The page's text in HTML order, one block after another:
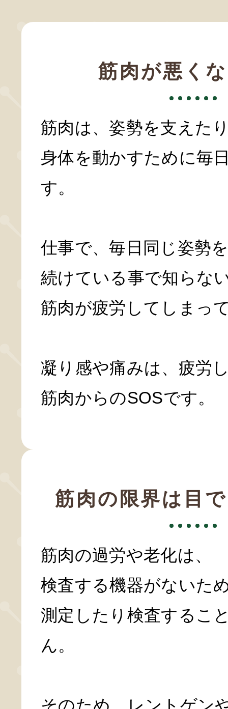
筋肉が悪く
筋肉は、姿勢を支えた
身体を動かすために毎
す。
仕事で、毎日同じ姿勢
続けている事で知らな
筋肉が疲労してしまっ
凝り感や痛みは、疲労
筋肉からのSOSです。
筋肉の限界は目
筋肉の過労や老化は、
検査する機器がないた
測定したり検査するこ
ん。
そのため、レントゲン